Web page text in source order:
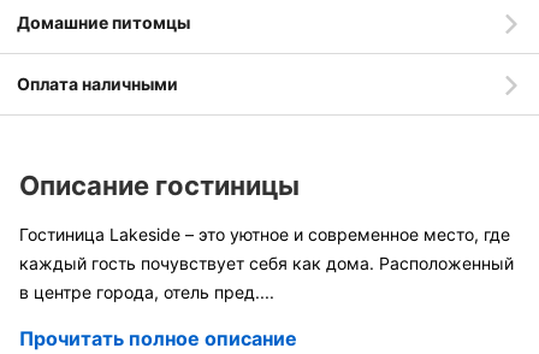
Домашние питомцы
Оплата наличными
Описание гостиницы
Гостиница Lakeside – это уютное и современное место, где
каждый гость почувствует себя как дома. Расположенный
в центре города, отель пред....
Прочитать полное описание